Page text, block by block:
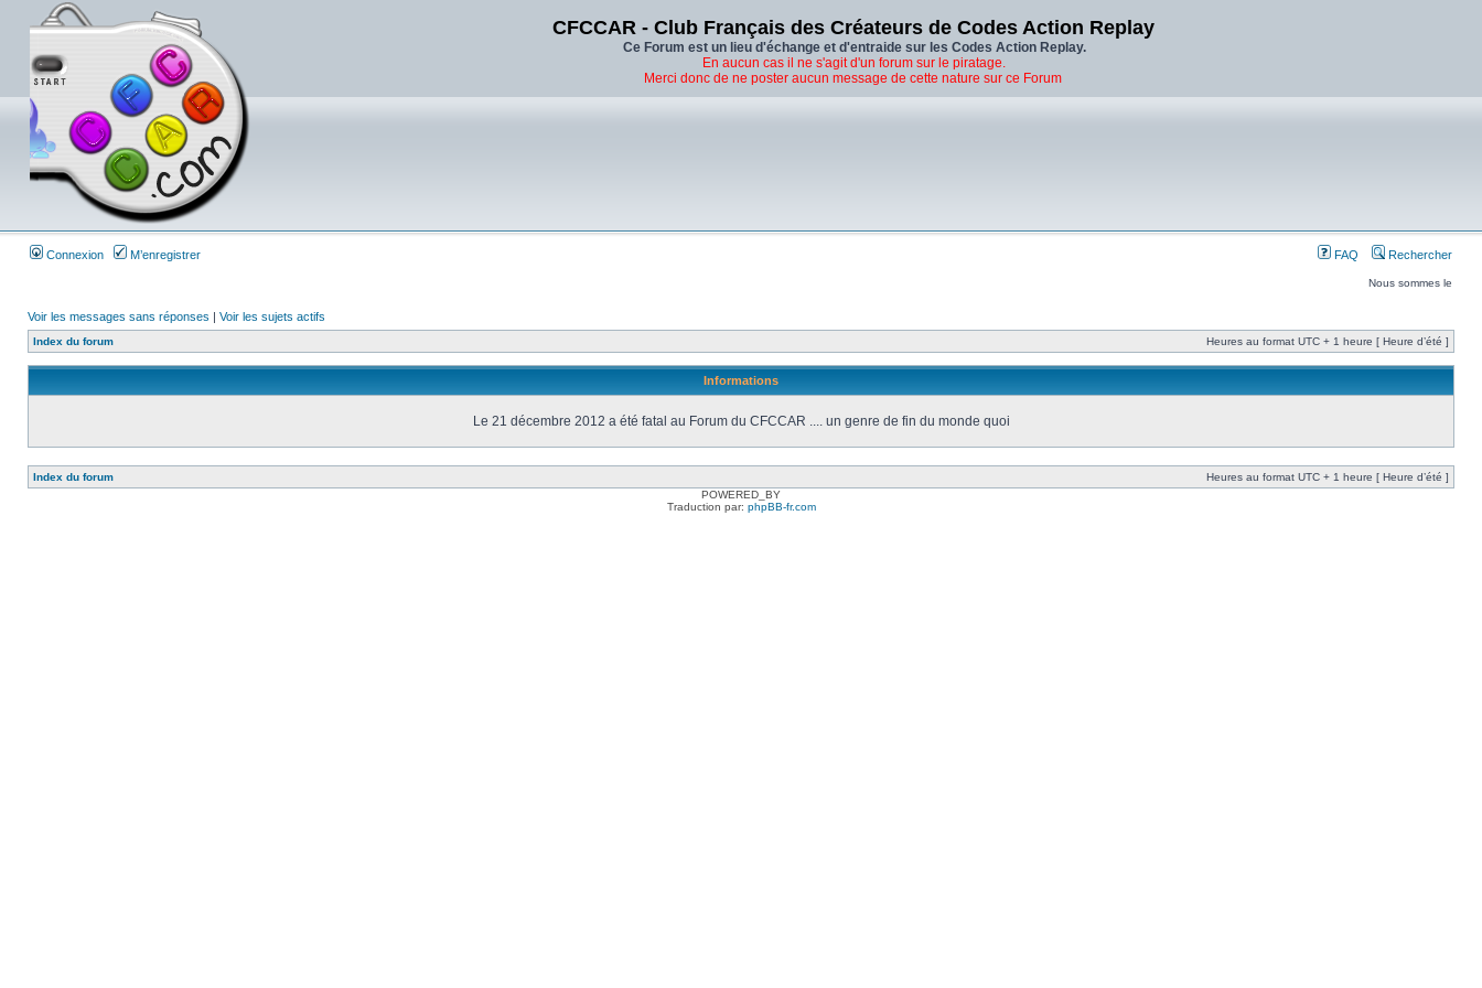
CFCCAR - Club Français des Créateurs de Codes Action Replay
Ce Forum est un lieu d'échange et d'entraide sur les Codes Action Replay.
En aucun cas il ne s'agit d'un forum sur le piratage.
Merci donc de ne poster aucun message de cette nature sur ce Forum
Connexion M’enregistrer FAQ Rechercher
Nous sommes le
Voir les messages sans réponses | Voir les sujets actifs
Index du forum Heures au format UTC + 1 heure [ Heure d’été ]
Informations
Le 21 décembre 2012 a été fatal au Forum du CFCCAR .... un genre de fin du monde quoi
Index du forum
Heures au format UTC + 1 heure [ Heure d’été ]
POWERED_BY
Traduction par: phpBB-fr.com